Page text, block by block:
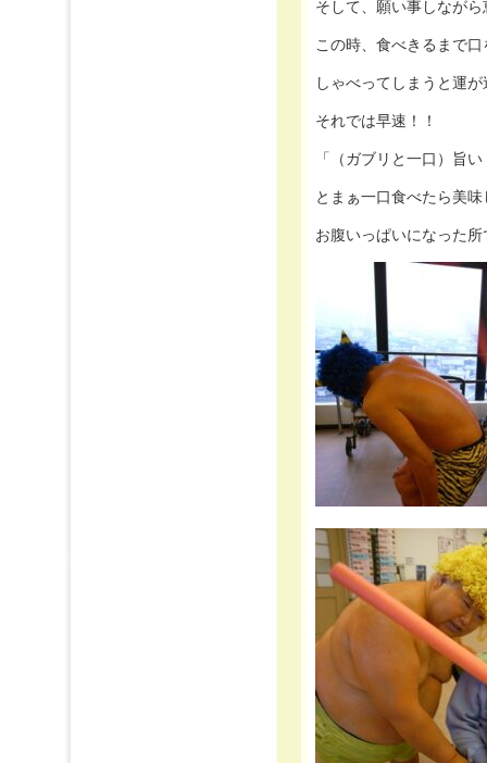
そして、願い事しなが
この時、食べきるまで口
しゃべってしまうと運
それでは早速！！
「（ガブリと一口）旨
とまぁ一口食べたら美
お腹いっぱいになった